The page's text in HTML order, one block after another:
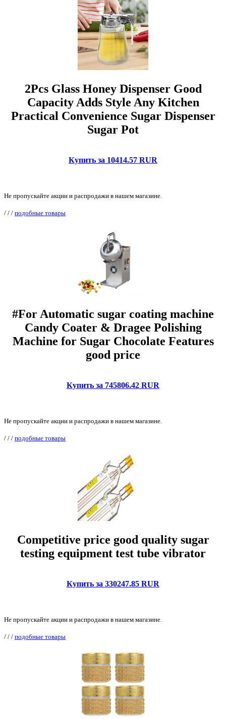
2Pcs Glass Honey Dispenser Good
Capacity Adds Style Any Kitchen
Practical Convenience Sugar Dispenser
Sugar Pot
Купить за 10414.57 RUR
Не пропускайте акции и распродажи в нашем магазине.
/ / / подобные товары
#For Automatic sugar coating machine
Candy Coater & Dragee Polishing
Machine for Sugar Chocolate Features
good price
Купить за 745806.42 RUR
Не пропускайте акции и распродажи в нашем магазине.
/ / / подобные товары
Competitive price good quality sugar
testing equipment test tube vibrator
Купить за 330247.85 RUR
Не пропускайте акции и распродажи в нашем магазине.
/ / / подобные товары